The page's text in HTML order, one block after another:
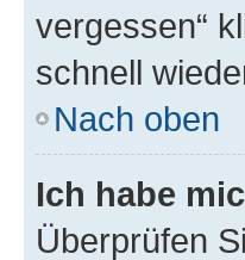
vergessen“
schnell
Nach oben
Ich habe
Überprüfen